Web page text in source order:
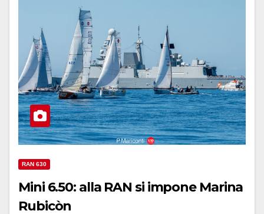
RAN 630
Mini 6.50: alla RAN si impone Marina
Rubicòn